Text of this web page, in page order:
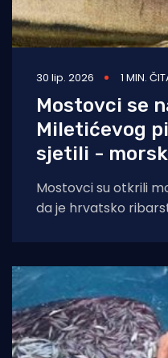
30 lip. 2026 1 MIN.
Mostovci se
Miletićevog
sjetili -
Mostovci su otkrili
da je hrvatsko